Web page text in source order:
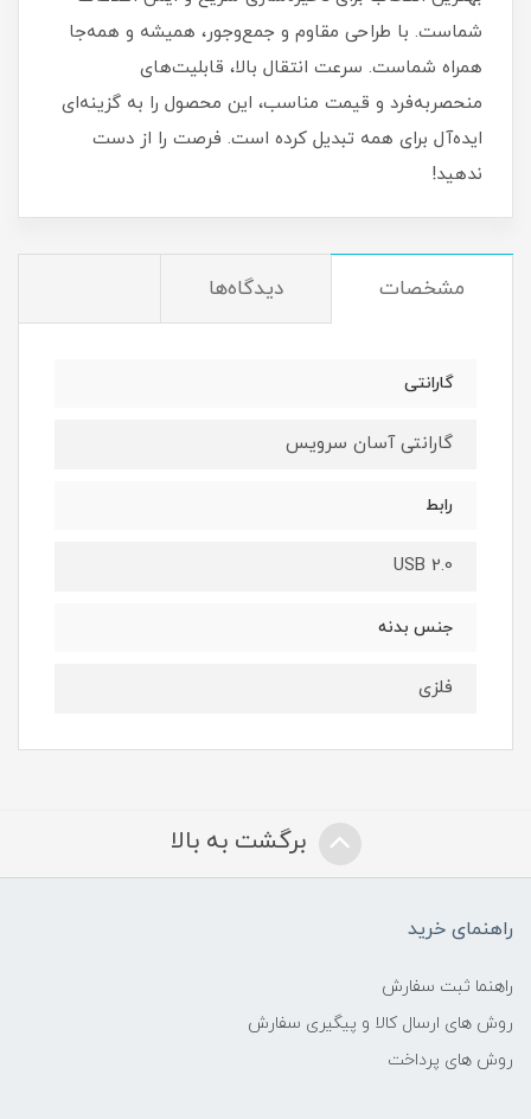
شماست. با طراحی مقاوم و جمع‌وجور، همیشه و همه‌جا
همراه شماست. سرعت انتقال بالا، قابلیت‌های
منحصربه‌فرد و قیمت مناسب، این محصول را به گزینه‌ای
ایده‌آل برای همه تبدیل کرده است. فرصت را از دست
ندهید!
مشخصات دیدگاه‌ها
گارانتی
گارانتی آسان سرویس
رابط
USB 2.0
جنس بدنه
فلزی
برگشت به بالا
راهنمای خرید
راهنما ثبت سفارش
روش های ارسال کالا و پیگیری سفارش
روش های پرداخت